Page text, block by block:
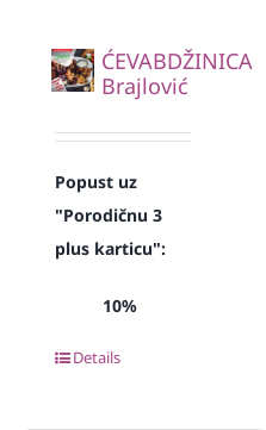
ĆEVABDŽINICA
Brajlović
Popust uz
"Porodičnu 3
plus karticu":
10%
Details